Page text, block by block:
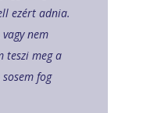
ezért adnia.
nem
teszi meg a
fog